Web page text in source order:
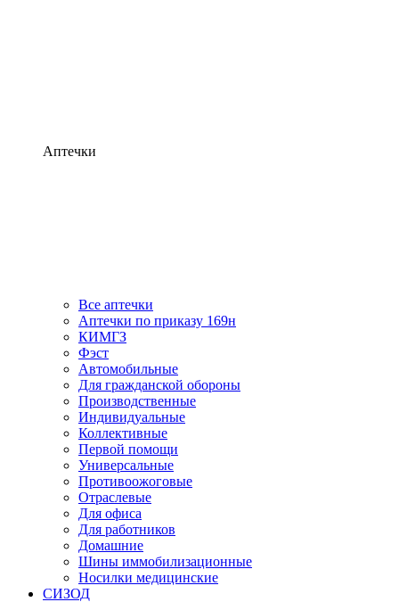
Аптечки
Все аптечки
Аптечки по приказу 169н
КИМГЗ
Фэст
Автомобильные
Для гражданской обороны
Производственные
Индивидуальные
Коллективные
Первой помощи
Универсальные
Противоожоговые
Отраслевые
Для офиса
Для работников
Домашние
Шины иммобилизационные
Носилки медицинские
СИЗОД